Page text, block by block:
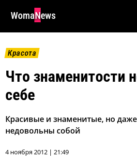
WomaNews
Красота
Что знаменитости
себе
Красивые и знаменитые, но
недовольны собой
4 ноября 2012 | 21:49